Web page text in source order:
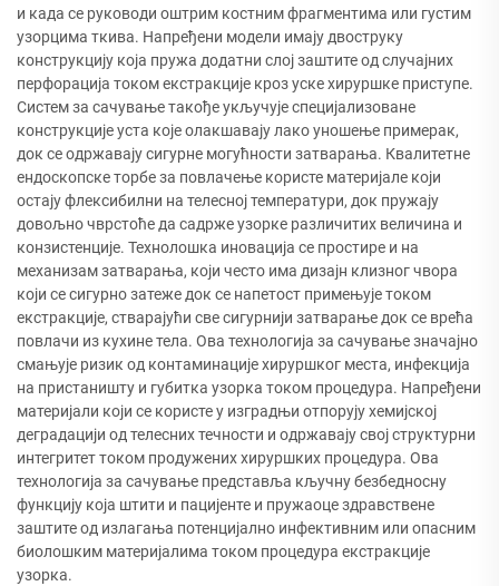
и када се руководи оштрим костним фрагментима или густим
узорцима ткива. Напређени модели имају двоструку
конструкцију која пружа додатни слој заштите од случајних
перфорација током екстракције кроз уске хируршке приступе.
Систем за сачување такође укључује специјализоване
конструкције уста које олакшавају лако уношење примерак,
док се одржавају сигурне могућности затварања. Квалитетне
ендоскопске торбе за повлачење користе материјале који
остају флексибилни на телесној температури, док пружају
довољно чврстоће да садрже узорке различитих величина и
конзистенције. Технолошка иновација се простире и на
механизам затварања, који често има дизајн клизног чвора
који се сигурно затеже док се напетост примењује током
екстракције, стварајући све сигурнији затварање док се врећа
повлачи из кухине тела. Ова технологија за сачување значајно
смањује ризик од контаминације хируршког места, инфекција
на пристаништу и губитка узорка током процедура. Напређени
материјали који се користе у изградњи отпорују хемијској
деградацији од телесних течности и одржавају свој структурни
интегритет током продужених хируршких процедура. Ова
технологија за сачување представља кључну безбедносну
функцију која штити и пацијенте и пружаоце здравствене
заштите од излагања потенцијално инфективним или опасним
биолошким материјалима током процедура екстракције
узорка.